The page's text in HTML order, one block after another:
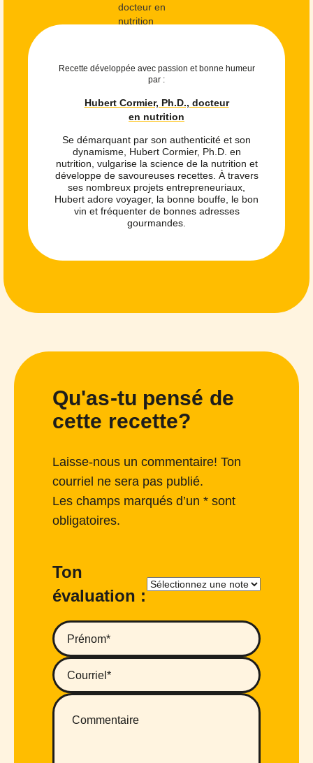
Recette développée avec passion et bonne humeur
par :
Hubert Cormier, Ph.D., docteur
en nutrition
Se démarquant par son authenticité et son
dynamisme, Hubert Cormier, Ph.D. en
nutrition, vulgarise la science de la nutrition et
développe de savoureuses recettes. À travers
ses nombreux projets entrepreneuriaux,
Hubert adore voyager, la bonne bouffe, le bon
vin et fréquenter de bonnes adresses
gourmandes.
Qu'as-tu pensé de
cette recette?
Laisse-nous un commentaire! Ton
courriel ne sera pas publié.
Les champs marqués d’un * sont
obligatoires.
Ton
évaluation :